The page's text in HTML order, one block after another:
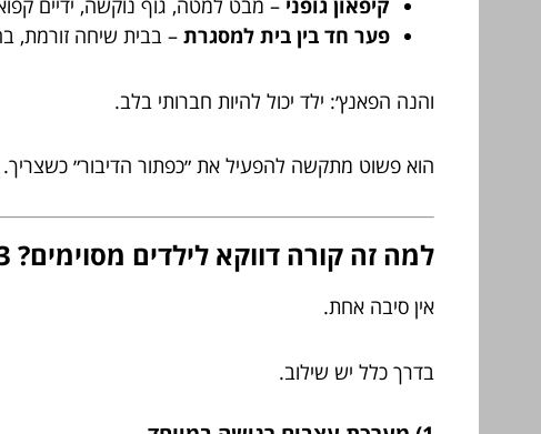
פער חד בין בית למסגרת – בבית שיחה זורמת,
והנה הפאנץ׳: ילד יכול להיות חברותי בלב.
הוא פשוט מתקשה להפעיל את ״כפתור הדיבור״ כשצריך.
למה זה קורה דווקא לילדים מסוימים? 3 שכבות של הסבר
אין סיבה אחת.
בדרך כלל יש שילוב.